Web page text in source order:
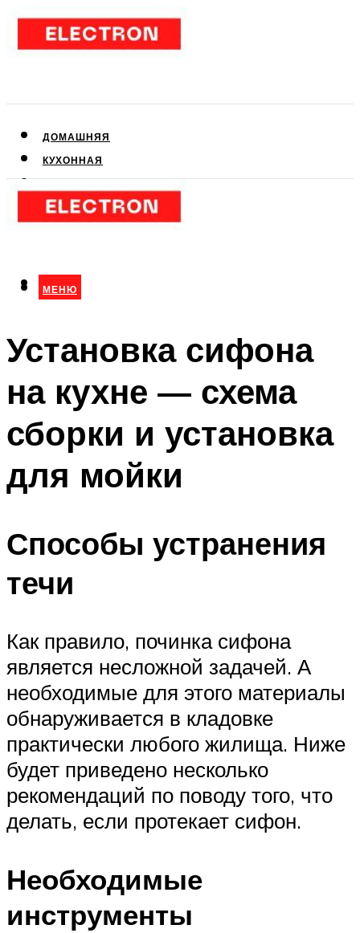
ДОМАШНЯЯ
КУХОННАЯ
КЛИМАТИЧЕСКАЯ
МЕНЮ
МЕНЮ
Установка сифона
на кухне — схема
сборки и установка
для мойки
Способы устранения
течи
Как правило, починка сифона
является несложной задачей. А
необходимые для этого материалы
обнаруживается в кладовке
практически любого жилища. Ниже
будет приведено несколько
рекомендаций по поводу того, что
делать, если протекает сифон.
Необходимые
инструменты